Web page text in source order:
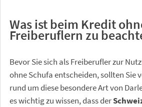
Was ist beim Kredit
Freiberuflern zu
Bevor Sie sich als Freiberufler zur
ohne Schufa entscheiden, sollten Sie
rund um diese besondere Art von
es wichtig zu wissen, dass der